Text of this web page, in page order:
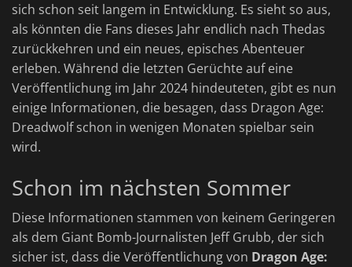
sich schon seit langem in Entwicklung. Es sieht so aus,
als könnten die Fans dieses Jahr endlich nach Thedas
zurückkehren und ein neues, episches Abenteuer
erleben. Während die letzten Gerüchte auf eine
Veröffentlichung im Jahr 2024 hindeuteten, gibt es nun
einige Informationen, die besagen, dass Dragon Age:
Dreadwolf schon in wenigen Monaten spielbar sein
wird.
Schon im nächsten Sommer
Diese Informationen stammen von keinem Geringeren
als dem Giant Bomb-Journalisten Jeff Grubb, der sich
sicher ist, dass die Veröffentlichung von Dragon Age: